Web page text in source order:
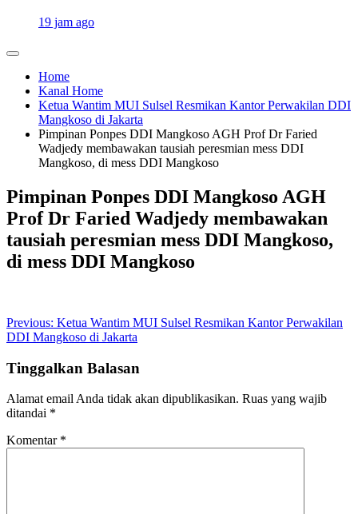
19 jam ago
Home
Kanal Home
Ketua Wantim MUI Sulsel Resmikan Kantor Perwakilan DDI
Mangkoso di Jakarta
Pimpinan Ponpes DDI Mangkoso AGH Prof Dr Faried
Wadjedy membawakan tausiah peresmian mess DDI
Mangkoso, di mess DDI Mangkoso
Pimpinan Ponpes DDI Mangkoso AGH
Prof Dr Faried Wadjedy membawakan
tausiah peresmian mess DDI Mangkoso,
di mess DDI Mangkoso
Navigasi
pos
Previous: Ketua Wantim MUI Sulsel Resmikan Kantor Perwakilan
DDI Mangkoso di Jakarta
Tinggalkan Balasan
Alamat email Anda tidak akan dipublikasikan. Ruas yang wajib
ditandai *
Komentar *